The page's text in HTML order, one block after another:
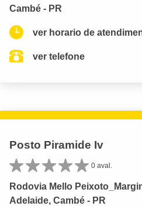
Cambé - PR
ver horario de
ver telefone
Posto Piramide Iv
0 aval.
Rodovia Mello
Adelaide, Cambé - PR